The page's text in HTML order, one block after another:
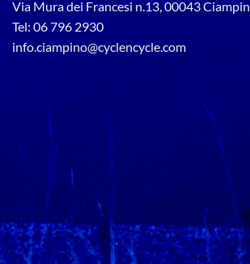
Via Mura dei Francesi n.13, 00043
Tel: 06 796 2930
info.ciampino@cyclencycle.com